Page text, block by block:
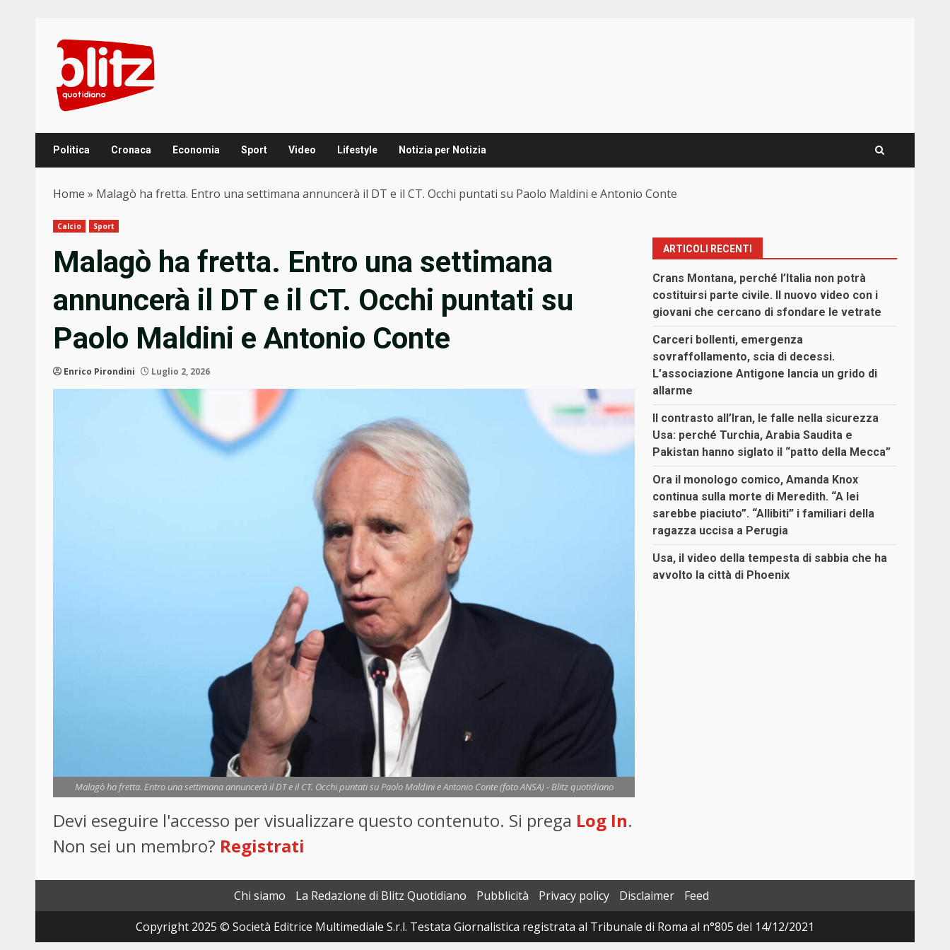
content
Politica Cronaca Economia Sport Video Lifestyle Notizia per Notizia
Home » Malagò ha fretta. Entro una settimana annuncerà il DT e il CT. Occhi puntati su Paolo Maldini e Antonio Conte
Calcio Sport
Malagò ha fretta. Entro una settimana
annuncerà il DT e il CT. Occhi puntati su
Paolo Maldini e Antonio Conte
Enrico Pirondini Luglio 2, 2026
Malagò ha fretta. Entro una settimana annuncerà il DT e il CT. Occhi puntati su Paolo Maldini e Antonio Conte (foto ANSA) - Blitz quotidiano
Devi eseguire l'accesso per visualizzare questo contenuto. Si prega Log In.
Non sei un membro? Registrati
ARTICOLI RECENTI
Crans Montana, perché l’Italia non potrà
costituirsi parte civile. Il nuovo video con i
giovani che cercano di sfondare le vetrate
Carceri bollenti, emergenza
sovraffollamento, scia di decessi.
L’associazione Antigone lancia un grido di
allarme
Il contrasto all’Iran, le falle nella sicurezza
Usa: perché Turchia, Arabia Saudita e
Pakistan hanno siglato il “patto della Mecca”
Ora il monologo comico, Amanda Knox
continua sulla morte di Meredith. “A lei
sarebbe piaciuto”. “Allibiti” i familiari della
ragazza uccisa a Perugia
Usa, il video della tempesta di sabbia che ha
avvolto la città di Phoenix
Chi siamo La Redazione di Blitz Quotidiano Pubblicità Privacy policy Disclaimer
Feed
Copyright 2025 © Società Editrice Multimediale S.r.l. Testata Giornalistica registrata al Tribunale di Roma al n°805 del 14/12/2021